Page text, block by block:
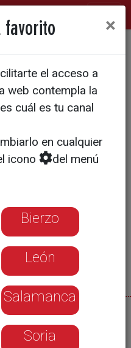
de
Burgos
favorito ×
el acceso a
web contempla la
cuál es tu canal
en cualquier
icono
del menú
Bierzo
León
Salamanca
Soria